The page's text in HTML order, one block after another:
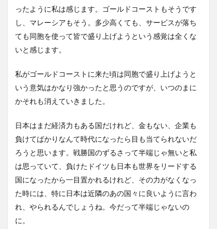
ったように私は感じます。ゴールドコーストもそうです
し、マレーシアもそう。多少高くても、サービスが落ち
ても同胞を使って皆で盛り上げようという感覚は全くな
いと感じます。
私がゴールドコーストに来た頃は同胞で盛り上げようと
いう意気はかなり強かったと思うのですが、いつのまに
かそれも消えていきました。
日本はまだ経済力もある国だけれど、金もない、企業も
負けてばかりなんて時代になったら目も当てられないだ
ろうと思います。戦勝国のずるさって半端じゃ無いと私
は思っていて、負けたドイツも日本も世界をリードする
国になったから一目置かれるけれど、その力がなくなっ
た時には、特に日本は近隣のあの国々に良いように言わ
れ、やられるんでしょうね。今だって半端じゃないの
に。